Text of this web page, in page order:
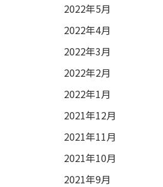
2022年5月
2022年4月
2022年3月
2022年2月
2022年1月
2021年12月
2021年11月
2021年10月
2021年9月